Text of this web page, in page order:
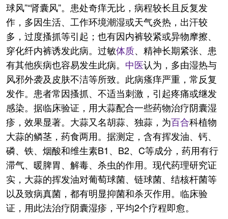
球风”“肾囊风”。患处奇痒无比，病程较长且反复发
作，多因生活、工作环境潮湿或天气炎热，出汗较
多，过度搔抓等引起；也有因内裤较紧或异物摩擦、
穿化纤内裤诱发此病。过敏体质、精神长期紧张、患
有其他疾病也容易发生此病。 中医认为，多由湿热与
风邪外袭及皮肤不洁等所致。此病瘙痒严重，常反复
发作。患者常因搔抓、不适当刺激，引起疼痛或继发
感染。据临床验证，用大蒜配合一些药物治疗阴囊湿
疹，效果显著。大蒜又名胡蒜、独蒜，为百合科植物
大蒜的鳞茎，药食两用。据测定，含有挥发油、钙、
磷、铁、烟酸和维生素B1、B2、C等成分，药用有行
滞气、暖脾胃、解毒、杀虫的作用。现代药理研究证
实，大蒜的挥发油对葡萄球菌、链球菌、结核杆菌等
以及致病真菌，都有明显抑菌和杀灭作用。临床验
证，用此法治疗阴囊湿疹，平均2个疗程即愈。